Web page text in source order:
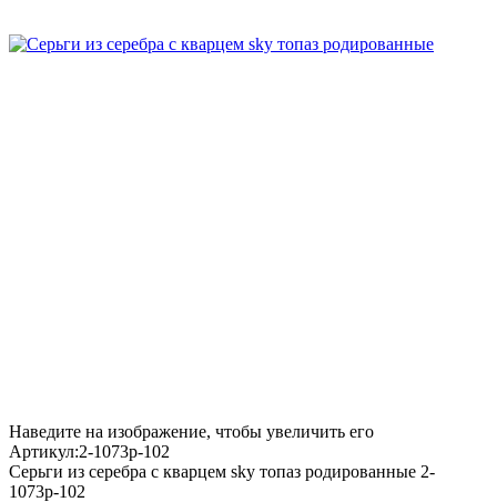
Наведите на изображение, чтобы увеличить его
Артикул:2-1073р-102
Серьги из серебра с кварцем sky топаз родированные 2-
1073р-102